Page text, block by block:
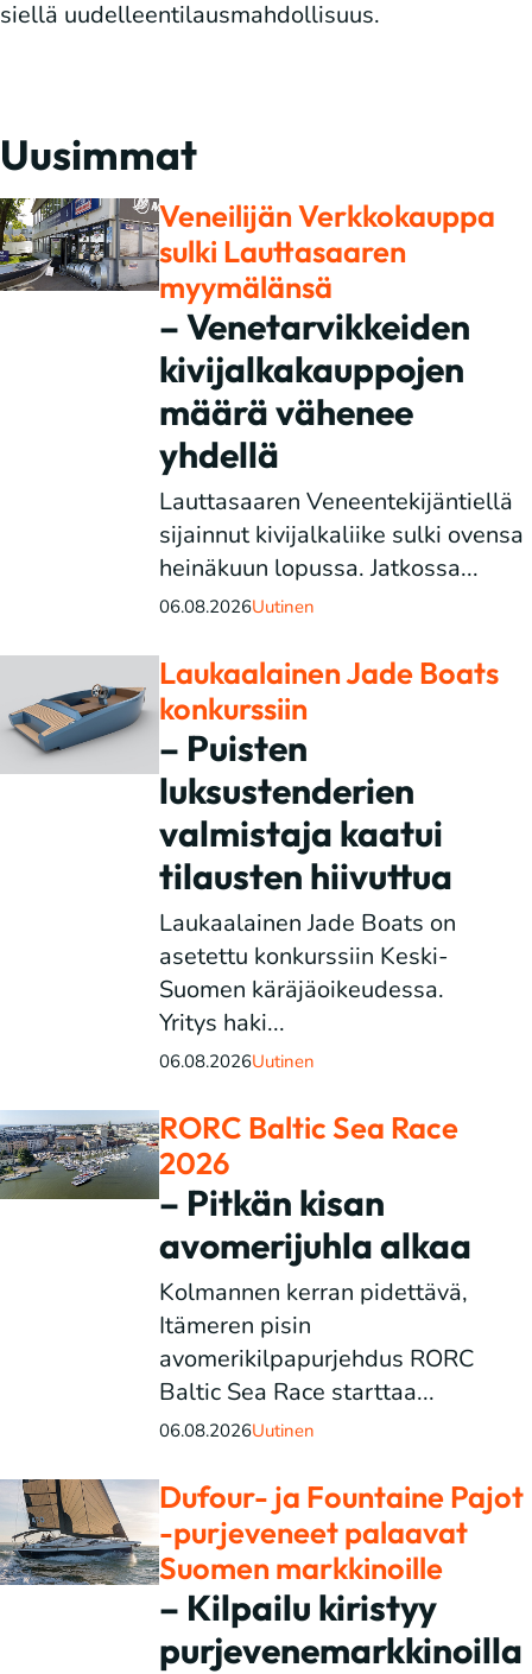
siellä uudelleentilausmahdollisuus.
Uusimmat
Veneilijän Verkkokauppa
sulki Lauttasaaren
myymälänsä
– Venetarvikkeiden
kivijalkakauppojen
määrä vähenee
yhdellä
Lauttasaaren Veneentekijäntiellä
sijainnut kivijalkaliike sulki ovensa
heinäkuun lopussa. Jatkossa...
06.08.2026Uutinen
Laukaalainen Jade Boats
konkurssiin
– Puisten
luksustenderien
valmistaja kaatui
tilausten hiivuttua
Laukaalainen Jade Boats on
asetettu konkurssiin Keski-
Suomen käräjäoikeudessa.
Yritys haki...
06.08.2026Uutinen
RORC Baltic Sea Race
2026
– Pitkän kisan
avomerijuhla alkaa
Kolmannen kerran pidettävä,
Itämeren pisin
avomerikilpapurjehdus RORC
Baltic Sea Race starttaa...
06.08.2026Uutinen
Dufour- ja Fountaine Pajot
-purjeveneet palaavat
Suomen markkinoille
– Kilpailu kiristyy
purjevenemarkkinoilla